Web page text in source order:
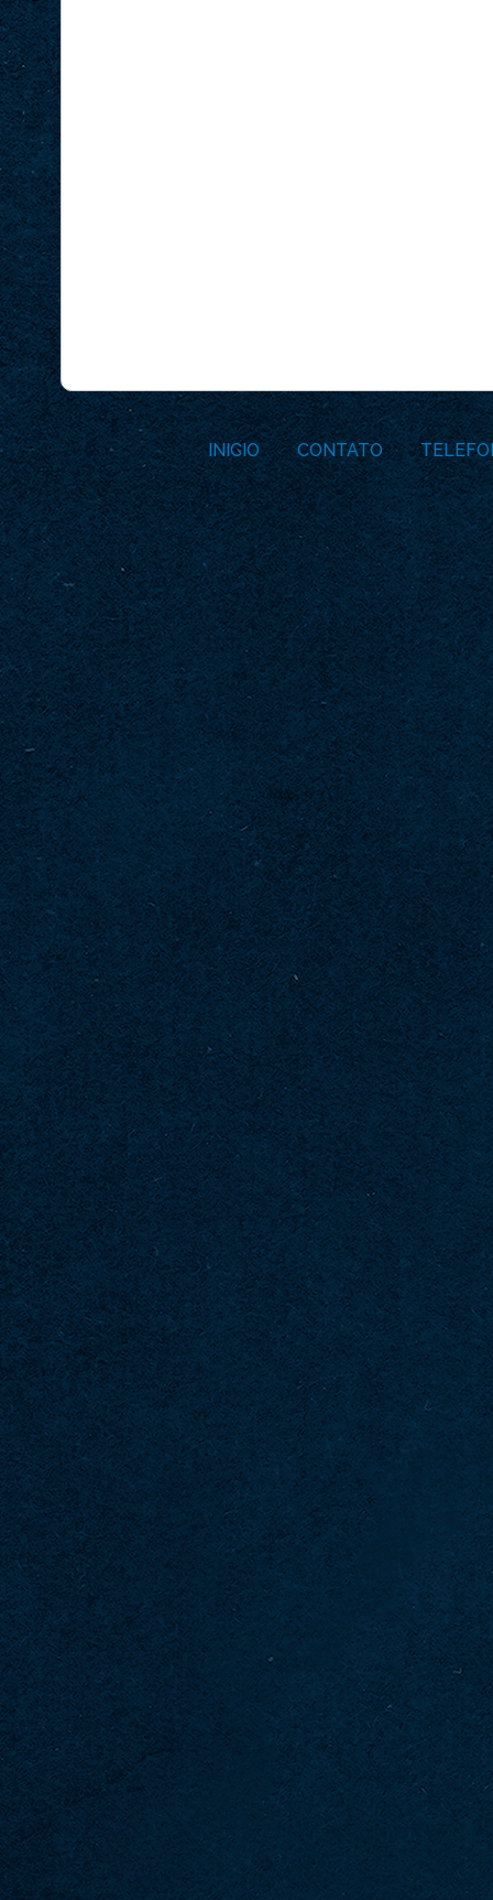
INICIO CONTATO